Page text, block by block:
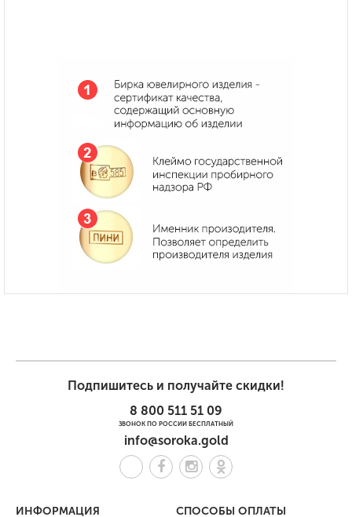
Подпишитесь и получайте скидки!
8 800 511 51 09
ЗВОНОК ПО РОССИИ БЕСПЛАТНЫЙ
info@soroka.gold
ИНФОРМАЦИЯ СПОСОБЫ ОПЛАТЫ